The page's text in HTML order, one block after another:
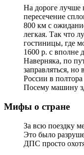
На дороге лучше
пересечение
800 км с
легкая. Так что
гостиницы, где
1600 р. с вполне
Наверняка, по
заправляться,
России в
Посему машину
Мифы о стране
За всю поездку
Это было
ДПС просто